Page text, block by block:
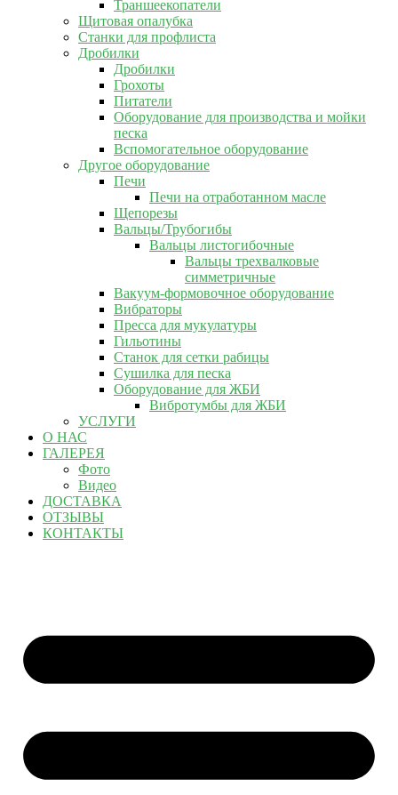
Траншеекопатели
Щитовая опалубка
Станки для профлиста
Дробилки
Дробилки
Грохоты
Питатели
Оборудование для производства и мойки
песка
Вспомогательное оборудование
Другое оборудование
Печи
Печи на отработанном масле
Щепорезы
Вальцы/Трубогибы
Вальцы листогибочные
Вальцы трехвалковые
симметричные
Вакуум-формовочное оборудование
Вибраторы
Пресса для мукулатуры
Гильотины
Станок для сетки рабицы
Сушилка для песка
Оборудование для ЖБИ
Вибротумбы для ЖБИ
УСЛУГИ
О НАС
ГАЛЕРЕЯ
Фото
Видео
ДОСТАВКА
ОТЗЫВЫ
КОНТАКТЫ